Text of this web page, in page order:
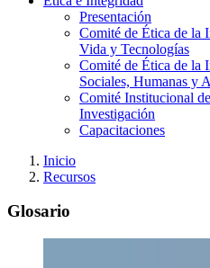
Presentación
Comité de Ética de la
Vida y Tecnologías
Comité de Ética de la
Sociales, Humanas y
Comité Institucional
Investigación
Capacitaciones
Inicio
Recursos
Glosario